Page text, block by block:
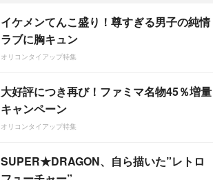
イケメンてんこ盛り！尊すぎる男子の純情
ラブに胸キュン
オリコンタイアップ特集
大好評につき再び！ファミマ名物45％増量
キャンペーン
オリコンタイアップ特集
SUPER★DRAGON、自ら描いた”レトロ